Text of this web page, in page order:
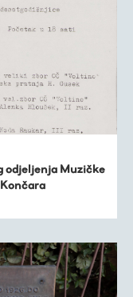
odjeljenja Muzičke